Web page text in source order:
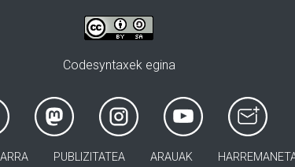
Codesyntaxek egina
PUBLIZITATEA ARAUAK